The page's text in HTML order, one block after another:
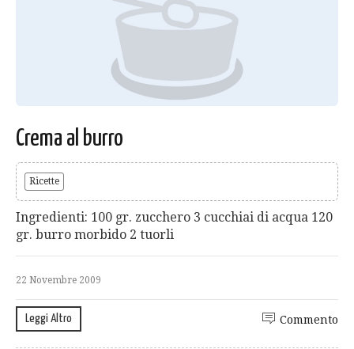
Crema al burro
Ricette
Ingredienti: 100 gr. zucchero 3 cucchiai di acqua 120
gr. burro morbido 2 tuorli
22 Novembre 2009
Leggi Altro Commento